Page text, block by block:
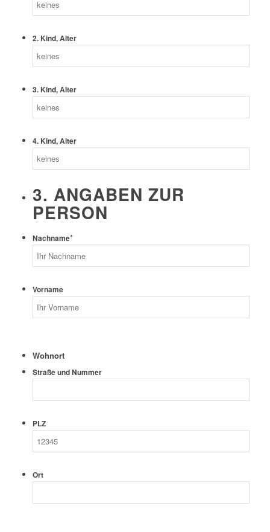
2. Kind, Alter
3. Kind, Alter
4. Kind, Alter
3. ANGABEN ZUR
PERSON
Nachname*
Vorname
Wohnort
Straße und Nummer
PLZ
Ort